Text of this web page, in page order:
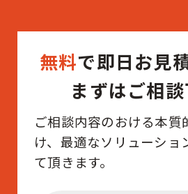
無料で即日お見
まずはご相
ご相談内容のおける本質
け、最適なソリューショ
て頂きます。